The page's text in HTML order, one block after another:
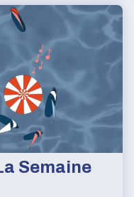
Semaine